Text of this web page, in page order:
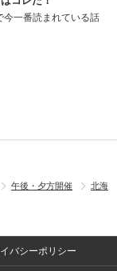
今一番読まれている話
午後・夕方開催
北海
バシーポリシー